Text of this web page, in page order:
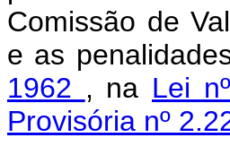
Comissão de
e as
1962 , na Lei
Provisória nº